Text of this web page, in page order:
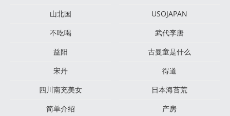
山北国
USOJAPAN
不吃喝
武代李唐
益阳
古曼童是什么
宋丹
得道
四川南充美女
日本海苔荒
简单介绍
产房